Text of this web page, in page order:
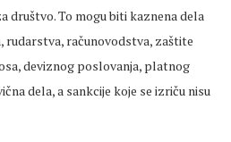
društvo. To mogu biti kaznena dela
rudarstva, računovodstva, zaštite
deviznog poslovanja, platnog
dela, a sankcije koje se izriču nisu